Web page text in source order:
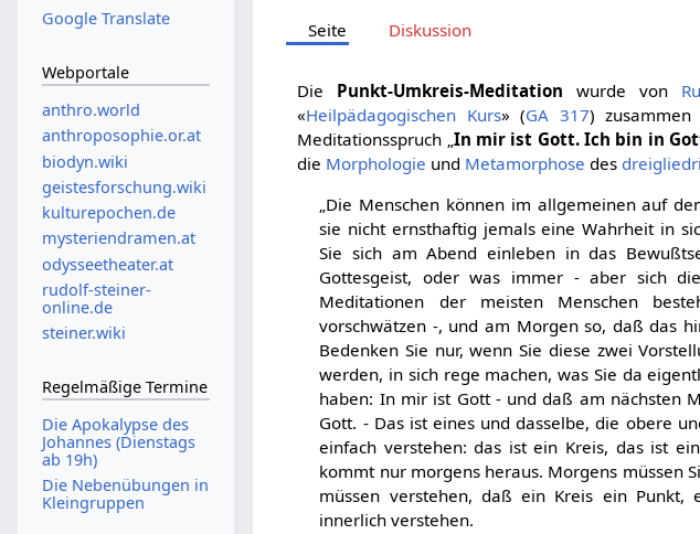
Seite Diskussion
Die Punkt-Umkreis-Meditation wurde von
«Heilpädagogischen Kurs» (GA 317)
Meditationsspruch „In mir ist Gott. Ich bin in
die Morphologie und Metamorphose des
„Die Menschen können im allgemeinen auf
sie nicht ernsthaftig jemals eine Wahrheit in
Sie sich am Abend einleben in das
Gottesgeist, oder was immer - aber sich
Meditationen der meisten Menschen
vorschwätzen -, und am Morgen so, daß das
Bedenken Sie nur, wenn Sie diese zwei
werden, in sich rege machen, was Sie da
haben: In mir ist Gott - und daß am nächsten
Gott. - Das ist eines und dasselbe, die obere
einfach verstehen: das ist ein Kreis, das ist
kommt nur morgens heraus. Morgens müssen
müssen verstehen, daß ein Kreis ein
innerlich verstehen.
Google Translate
Webportale
anthro.world
anthroposophie.or.at
biodyn.wiki
geistesforschung.wiki
kulturepochen.de
mysteriendramen.at
odysseetheater.at
rudolf-steiner-
online.de
steiner.wiki
Regelmäßige Termine
Die Apokalypse des
Johannes (Dienstags
ab 19h)
Die Nebenübungen in
Kleingruppen